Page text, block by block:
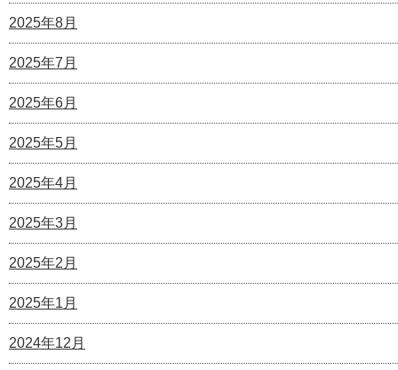
2025年8月
2025年7月
2025年6月
2025年5月
2025年4月
2025年3月
2025年2月
2025年1月
2024年12月